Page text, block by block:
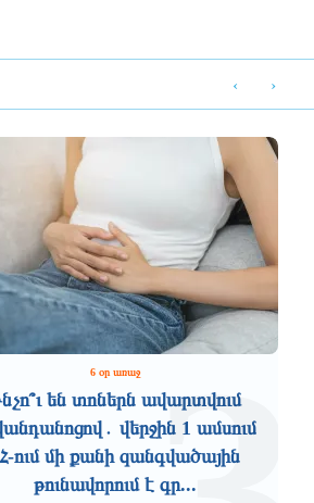
6 օր առաջ
են տոներն ավարտվում
վերջին 1 ամսում
ում մի քանի զանգվածային
թունավորում է գր...
‹ ›